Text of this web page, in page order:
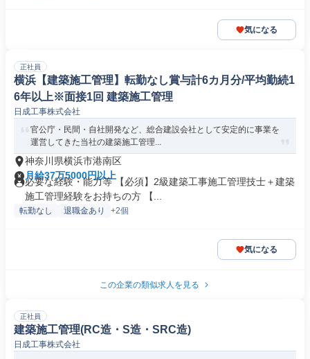
気になる
正社員
横浜【建築施工管理】転勤なし賞与計6カ月分/平均勤続1
6年以上※面接1回 建築施工管理
日成工事株式会社
官公庁・民間・自社開発など、総合建設会社として安定的に事業を
運営してきた当社の建築施工管理...
神奈川県横浜市港南区
月給37万5000円以上
必要な経験・能力等 【必須】2級建築工事施工管理技士＋建築
施工管理経験をお持ちの方 【...
転勤なし 退職金あり +2個
気になる
この企業の類似求人を見る
正社員
建築施工管理(RC造・S造・SRC造)
日成工事株式会社